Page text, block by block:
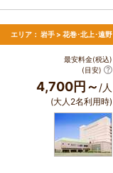
エリア： 岩手 > 花巻･北上･遠野
最安料金(税込)
(目安)
4,700円～/人
(大人2名利用時)